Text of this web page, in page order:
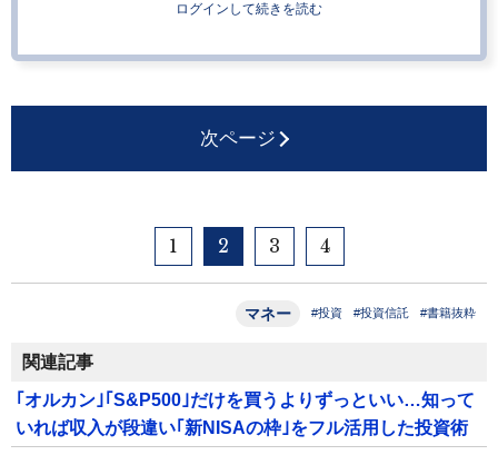
ログインして続きを読む
次ページ
1 2 3 4
マネー #投資 #投資信託 #書籍抜粋
関連記事
｢オルカン｣｢S&P500｣だけを買うよりずっといい…知って
いれば収入が段違い｢新NISAの枠｣をフル活用した投資術